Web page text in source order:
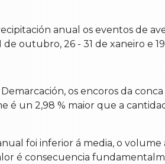
anual os eventos de
outubro, 26 - 31 de xaneiro e
os encoros da
é un 2,98 % maior que a
foi inferior á media, o
é consecuencia